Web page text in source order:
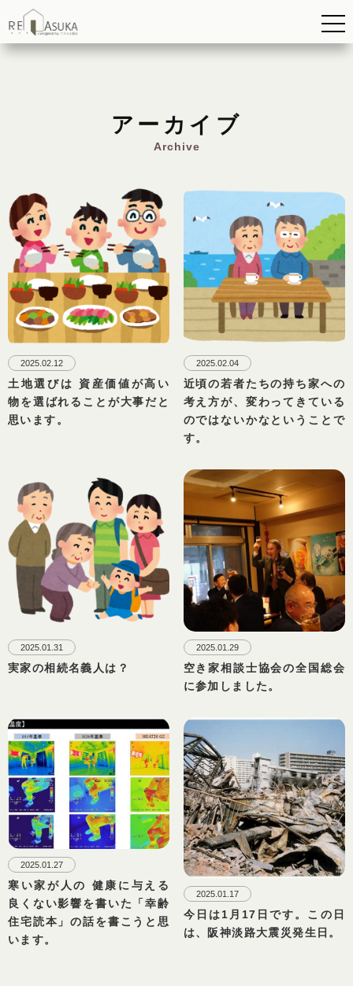
アーカイブ
Archive
2025.02.12
土地選びは 資産価値が高い
物を選ばれることが大事だと
思います。
2025.02.04
近頃の若者たちの持ち家への
考え方が、変わってきている
のではないかなということで
す。
2025.01.31
実家の相続名義人は？
2025.01.29
空き家相談士協会の全国総会
に参加しました。
2025.01.27
寒い家が人の 健康に与える
良くない影響を書いた「幸齢
住宅読本」の話を書こうと思
います。
2025.01.17
今日は1月17日です。この日
は、阪神淡路大震災発生日。